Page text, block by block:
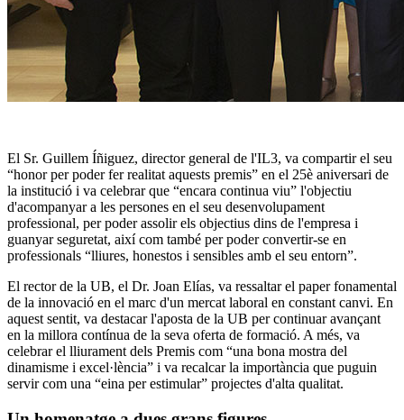
El Sr. Guillem Íñiguez, director general de l'IL3, va compartir el seu
“honor per poder fer realitat aquests premis” en el 25è aniversari de
la institució i va celebrar que “encara continua viu” l'objectiu
d'acompanyar a les persones en el seu desenvolupament
professional, per poder assolir els objectius dins de l'empresa i
guanyar seguretat, així com també per poder convertir-se en
professionals “lliures, honestos i sensibles amb el seu entorn”.
El rector de la UB, el Dr. Joan Elías, va ressaltar el paper fonamental
de la innovació en el marc d'un mercat laboral en constant canvi. En
aquest sentit, va destacar l'aposta de la UB per continuar avançant
en la millora contínua de la seva oferta de formació. A més, va
celebrar el lliurament dels Premis com “una bona mostra del
dinamisme i excel·lència” i va recalcar la importància que puguin
servir com una “eina per estimular” projectes d'alta qualitat.